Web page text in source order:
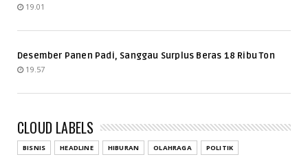
19.01
Desember Panen Padi, Sanggau Surplus Beras 18 Ribu Ton
19.57
CLOUD LABELS
BISNIS HEADLINE HIBURAN OLAHRAGA
POLITIK